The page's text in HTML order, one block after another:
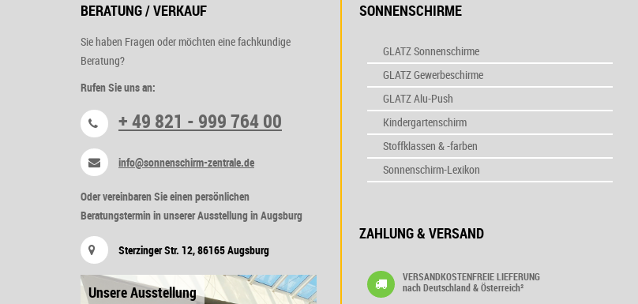
BERATUNG / VERKAUF
Sie haben Fragen oder möchten eine fachkundige
Beratung?
Rufen Sie uns an:
+ 49 821 - 999 764 00
info@sonnenschirm-zentrale.de
Oder vereinbaren Sie einen persönlichen
Beratungstermin in unserer Ausstellung in Augsburg
Sterzinger Str. 12, 86165 Augsburg
Unsere Ausstellung
SONNENSCHIRME
GLATZ Sonnenschirme
GLATZ Gewerbeschirme
GLATZ Alu-Push
Kindergartenschirm
Stoffklassen & -farben
Sonnenschirm-Lexikon
ZAHLUNG & VERSAND
VERSANDKOSTENFREIE LIEFERUNG
nach Deutschland & Österreich²